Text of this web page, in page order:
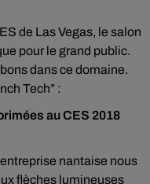
de Las Vegas, le salon
pour le grand public.
dans ce domaine.
Tech” :
au CES 2018
nantaise nous
flèches lumineuses